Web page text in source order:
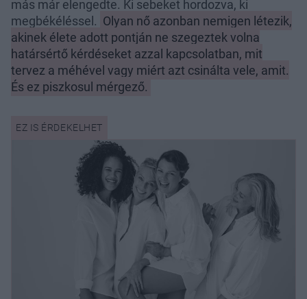
más már elengedte. Ki sebeket hordozva, ki
megbékéléssel. Olyan nő azonban nemigen létezik,
akinek élete adott pontján ne szegeztek volna
határsértő kérdéseket azzal kapcsolatban, mit
tervez a méhével vagy miért azt csinálta vele, amit.
És ez piszkosul mérgező.